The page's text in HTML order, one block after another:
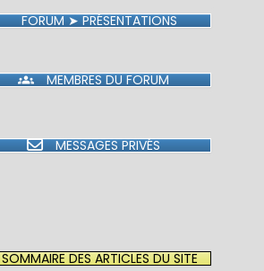
FORUM ➤ PRÉSENTATIONS
MEMBRES DU FORUM
MESSAGES PRIVÉS
SOMMAIRE DES ARTICLES DU SITE